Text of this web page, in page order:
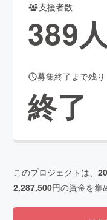
ィー・ヘルスケア
ィ
支援者数
389人
募集終了まで残り
終了
このプロジェクトは、
2,287,500円の資金を集